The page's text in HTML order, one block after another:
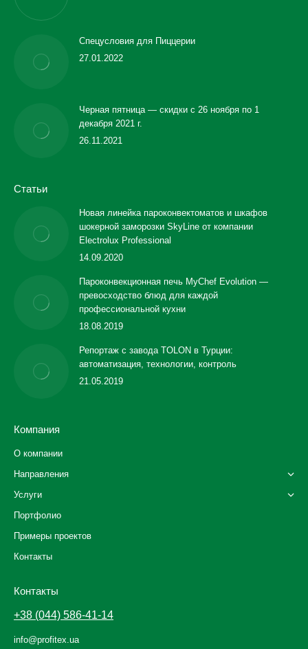
Спецусловия для Пиццерии
27.01.2022
Черная пятница — скидки с 26 ноября по 1
декабря 2021 г.
26.11.2021
Статьи
Новая линейка пароконвектоматов и шкафов
шокерной заморозки SkyLine от компании
Electrolux Professional
14.09.2020
Пароконвекционная печь MyChef Evolution —
превосходство блюд для каждой
профессиональной кухни
18.08.2019
Репортаж с завода TOLON в Турции:
автоматизация, технологии, контроль
21.05.2019
Компания
О компании
Направления
Услуги
Портфолио
Примеры проектов
Контакты
Контакты
+38 (044) 586-41-14
info@profitex.ua